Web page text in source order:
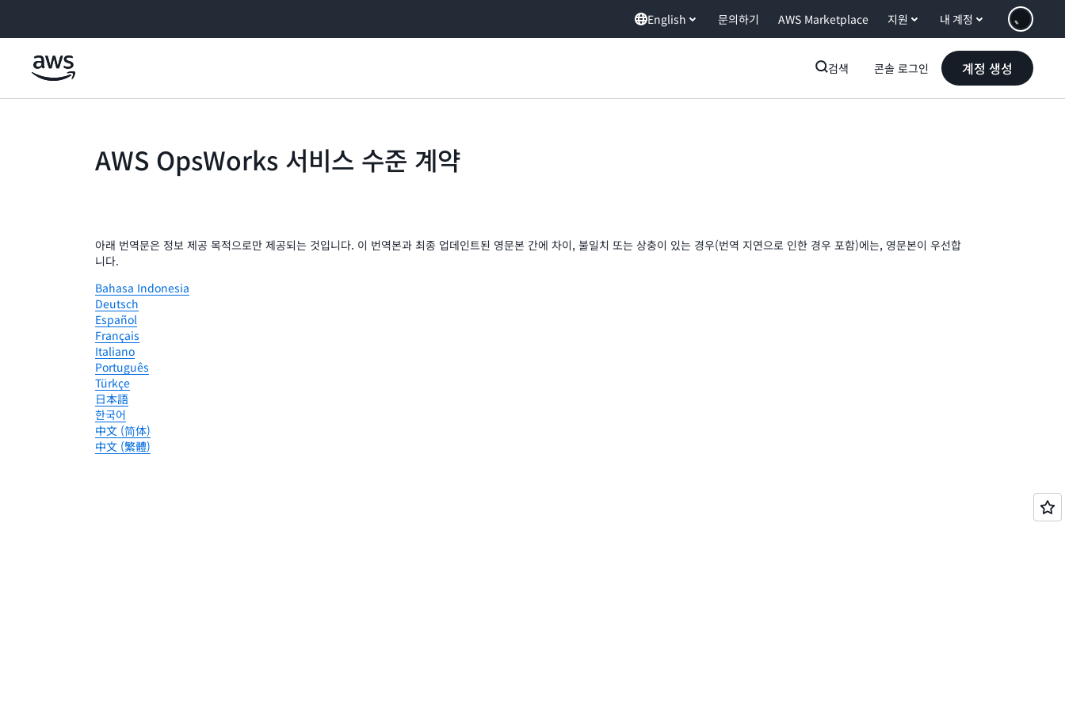
English 문의하기 AWS Marketplace 지원 내 계정
검색 콘솔 로그인 계정 생성
AWS OpsWorks 서비스 수준 계약
아래 번역문은 정보 제공 목적으로만 제공되는 것입니다. 이 번역본과 최종 업데인트된 영문본 간에 차이, 불일치 또는 상충이 있는 경우(번역 지연으로 인한 경우 포함)에는, 영문본이 우선합
니다.
Bahasa Indonesia
Deutsch
Español
Français
Italiano
Português
Türkçe
日本語
한국어
中文 (简体)
中文 (繁體)